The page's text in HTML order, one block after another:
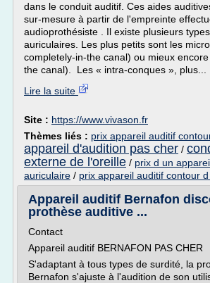
dans le conduit auditif. Ces aides
sur-mesure à partir de l'empreinte
audioprothésiste . Il existe plusieurs
auriculaires. Les plus petits sont les
completely-in-the canal) ou mieux
the canal). Les « intra-conques », plus...
Lire la suite
Site : https://www.vivason.fr
Thèmes liés : prix appareil auditif
appareil d'audition pas cher /
externe de l'oreille / prix d un
auriculaire / prix appareil auditif contour
Appareil auditif Bernafon
prothèse auditive ...
Contact
Appareil auditif BERNAFON PAS CHER
S'adaptant à tous types de surdité, la
Bernafon s'ajuste à l'audition de son